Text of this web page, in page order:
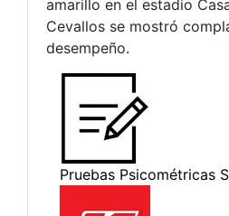
amarillo en el estadio
Cevallos se mostró
desempeño.